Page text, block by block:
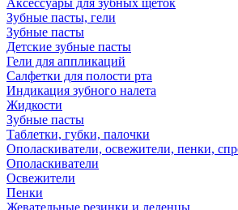
Аксессуары для зубных щеток
Зубные пасты, гели
Зубные пасты
Детские зубные пасты
Гели для аппликаций
Салфетки для полости рта
Индикация зубного налета
Жидкости
Зубные пасты
Таблетки, губки, палочки
Ополаскиватели, освежители, пенки,
Ополаскиватели
Освежители
Пенки
Жевательные резинки и леденцы